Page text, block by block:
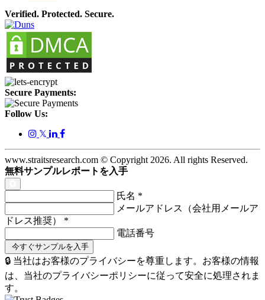
Verified. Protected. Secure.
Secure Payments:
Follow Us:
𝕏
www.straitsresearch.com © Copyright 2026. All rights Reserved.
無料サンプルレポートを入手
氏名 *
メールアドレス（会社用メールア
ドレス推奨） *
電話番号
🔒 当社はお客様のプライバシーを尊重します。お客様の情報
は、当社のプライバシーポリシーに従って安全に処理されま
す。